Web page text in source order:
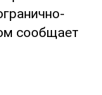
сообщает